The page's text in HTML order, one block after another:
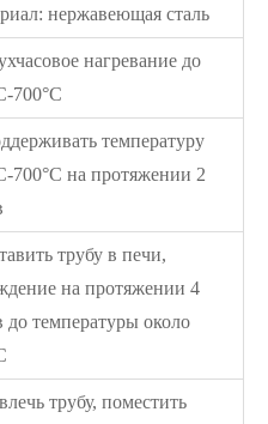
нержавеющая сталь
нагревание до
700°C
температуру
700°C на протяжении 2
трубу в печи,
на протяжении 4
до температуры около
трубу, поместить